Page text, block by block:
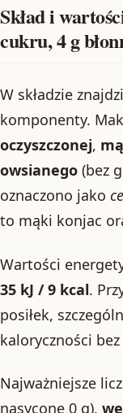
Skład i
cukru, 4 g
W składzie
komponenty.
oczyszczonej,
owsianego (bez
oznaczono jako
to mąki konjac
Wartości
35 kJ / 9 kcal.
posiłek,
kaloryczności
Najważniejsze
nasycone 0 g),